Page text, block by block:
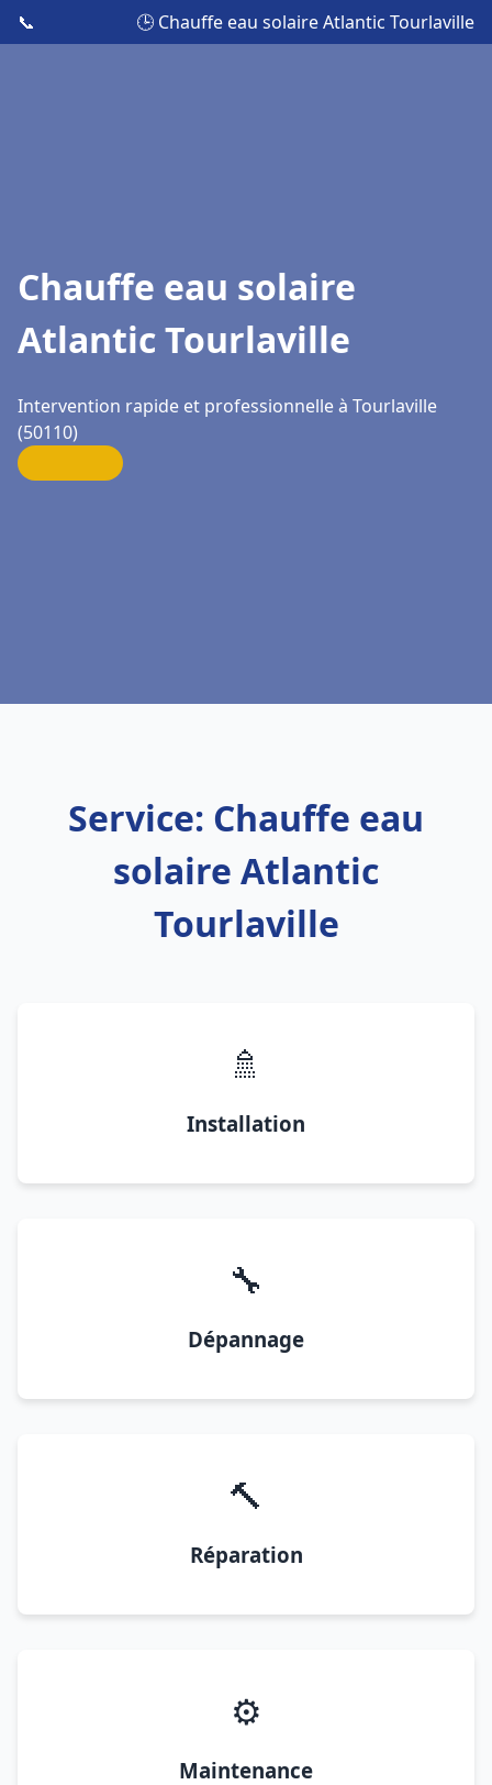
📞 🕒 Chauffe eau solaire Atlantic Tourlaville
Chauffe eau solaire
Atlantic Tourlaville
Intervention rapide et professionnelle à Tourlaville
(50110)
Service: Chauffe eau
solaire Atlantic
Tourlaville
🚿
Installation
🔧
Dépannage
🔨
Réparation
⚙️
Maintenance